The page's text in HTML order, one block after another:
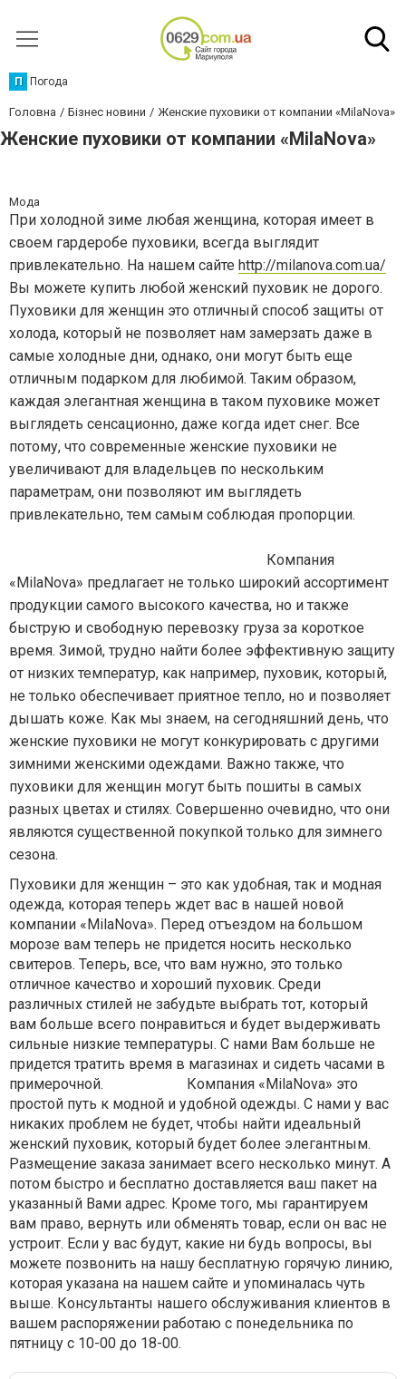
П Погода
Головна Бізнес новини Женские пуховики от компании «MilaNova»
Женские пуховики от компании «MilaNova»
Мода
При холодной зиме любая женщина, которая имеет в
своем гардеробе пуховики, всегда выглядит
привлекательно. На нашем сайте http://milanova.com.ua/
Вы можете купить любой женский пуховик не дорого.
Пуховики для женщин это отличный способ защиты от
холода, который не позволяет нам замерзать даже в
самые холодные дни, однако, они могут быть еще
отличным подарком для любимой. Таким образом,
каждая элегантная женщина в таком пуховике может
выглядеть сенсационно, даже когда идет снег. Все
потому, что современные женские пуховики не
увеличивают для владельцев по нескольким
параметрам, они позволяют им выглядеть
привлекательно, тем самым соблюдая пропорции.
Компания
«MilaNova» предлагает не только широкий ассортимент
продукции самого высокого качества, но и также
быструю и свободную перевозку груза за короткое
время. Зимой, трудно найти более эффективную защиту
от низких температур, как например, пуховик, который,
не только обеспечивает приятное тепло, но и позволяет
дышать коже. Как мы знаем, на сегодняшний день, что
женские пуховики не могут конкурировать с другими
зимними женскими одеждами. Важно также, что
пуховики для женщин могут быть пошиты в самых
разных цветах и стилях. Совершенно очевидно, что они
являются существенной покупкой только для зимнего
сезона.
Пуховики для женщин – это как удобная, так и модная
одежда, которая теперь ждет вас в нашей новой
компании «MilaNova». Перед отъездом на большом
морозе вам теперь не придется носить несколько
свитеров. Теперь, все, что вам нужно, это только
отличное качество и хороший пуховик. Среди
различных стилей не забудьте выбрать тот, который
вам больше всего понравиться и будет выдерживать
сильные низкие температуры. С нами Вам больше не
придется тратить время в магазинах и сидеть часами в
примерочной. Компания «MilaNova» это
простой путь к модной и удобной одежды. С нами у вас
никаких проблем не будет, чтобы найти идеальный
женский пуховик, который будет более элегантным.
Размещение заказа занимает всего несколько минут. А
потом быстро и бесплатно доставляется ваш пакет на
указанный Вами адрес. Кроме того, мы гарантируем
вам право, вернуть или обменять товар, если он вас не
устроит. Если у вас будут, какие ни будь вопросы, вы
можете позвонить на нашу бесплатную горячую линию,
которая указана на нашем сайте и упоминалась чуть
выше. Консультанты нашего обслуживания клиентов в
вашем распоряжении работаю с понедельника по
пятницу с 10-00 до 18-00.